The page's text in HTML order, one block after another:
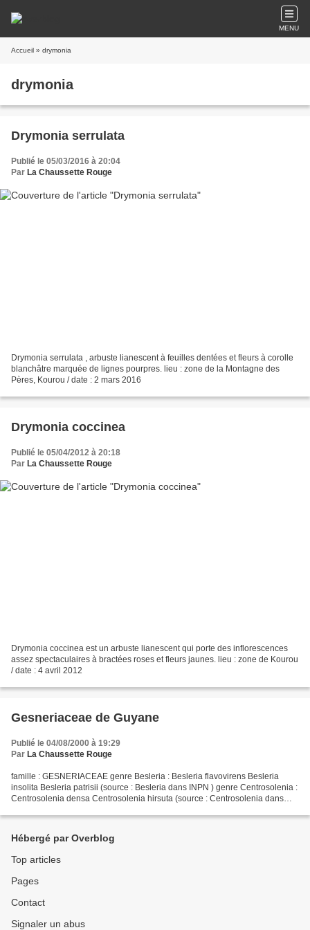
MENU
Accueil » drymonia
drymonia
Drymonia serrulata
Publié le 05/03/2016 à 20:04
Par La Chaussette Rouge
Drymonia serrulata , arbuste lianescent à feuilles dentées et fleurs à corolle
blanchâtre marquée de lignes pourpres. lieu : zone de la Montagne des
Pères, Kourou / date : 2 mars 2016
Drymonia coccinea
Publié le 05/04/2012 à 20:18
Par La Chaussette Rouge
Drymonia coccinea est un arbuste lianescent qui porte des inflorescences
assez spectaculaires à bractées roses et fleurs jaunes. lieu : zone de Kourou
/ date : 4 avril 2012
Gesneriaceae de Guyane
Publié le 04/08/2000 à 19:29
Par La Chaussette Rouge
famille : GESNERIACEAE genre Besleria : Besleria flavovirens Besleria
insolita Besleria patrisii (source : Besleria dans INPN ) genre Centrosolenia :
Centrosolenia densa Centrosolenia hirsuta (source : Centrosolenia dans
Hébergé par Overblog
Top articles
Pages
Contact
Signaler un abus